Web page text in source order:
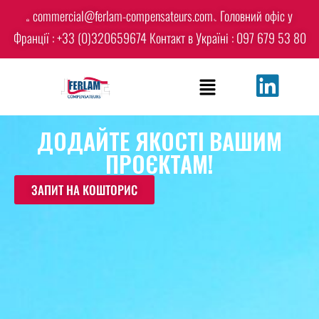
commercial@ferlam-compensateurs.com Головний офіс у
Франції : +33 (0)320659674Контакт в Україні : 097 679 53 80
ДОДАЙТЕ ЯКОСТІ ВАШИМ
ПРОЄКТАМ!
ЗАПИТ НА КОШТОРИС